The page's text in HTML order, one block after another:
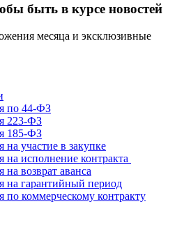
быть в курсе новостей
месяца и эксклюзивные
по 44-ФЗ
223-ФЗ
185-ФЗ
на участие в закупке
на исполнение контракта
на возврат аванса
на гарантийный период
по коммерческому контракту